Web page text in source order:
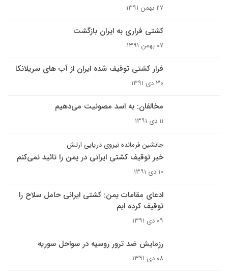
۲۷ بهمن ۱۳۹۱
کشتی فراری به ایران بازگشت
۰۷ بهمن ۱۳۹۱
فرار کشتی توقیف شده ایران از آب های سریلانکا
۳۰ دی ۱۳۹۱
مخالفان: به اسد مصونیت می‌دهیم
۱۱ دی ۱۳۹۱
جانشین فرمانده نیروی دریایی ارتش
خبر توقیف کشتی ایرانی در یمن را تائید نمی‌کنم
۱۰ دی ۱۳۹۱
ادعای مقامات یمن: کشتی ایرانی حامل سلاح را
توقیف کرده ایم
۰۹ دی ۱۳۹۱
رزمایش ضد ترور روسیه در سواحل سوریه
۰۸ دی ۱۳۹۱